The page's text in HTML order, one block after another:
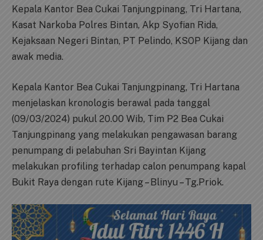
Kepala Kantor Bea Cukai Tanjungpinang, Tri Hartana,
Kasat Narkoba Polres Bintan, Akp Syofian Rida,
Kejaksaan Negeri Bintan, PT Pelindo, KSOP Kijang dan
awak media.
Kepala Kantor Bea Cukai Tanjungpinang, Tri Hartana
menjelaskan kronologis berawal pada tanggal
(09/03/2024) pukul 20.00 Wib, Tim P2 Bea Cukai
Tanjungpinang yang melakukan pengawasan barang
penumpang di pelabuhan Sri Bayintan Kijang
melakukan profiling terhadap calon penumpang kapal
Bukit Raya dengan rute Kijang – Blinyu – Tg.Priok.